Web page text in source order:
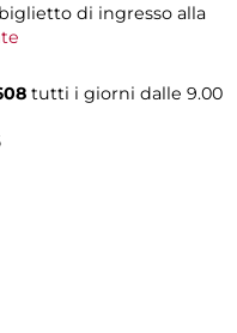
di ingresso alla
tutti i giorni dalle 9.00